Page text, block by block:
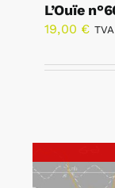
L’Ouïe
19,00 €